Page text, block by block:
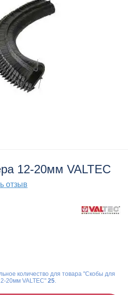
12-20мм VALTEC
отзыв
количество для товара "Скобы для
20мм VALTEC" 25